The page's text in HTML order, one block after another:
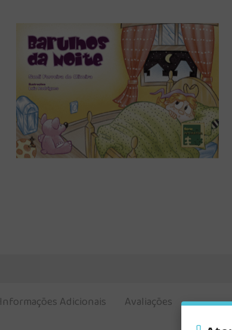
Informações Adicionais Avaliações